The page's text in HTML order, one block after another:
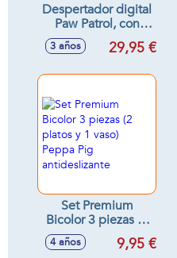
Despertador digital
Paw Patrol, con
efectos de luz y
sonidos
3 años 29,95 €
Set Premium
Bicolor 3 piezas (2
platos y 1 vaso)
Peppa Pig
4 años 9,95 €